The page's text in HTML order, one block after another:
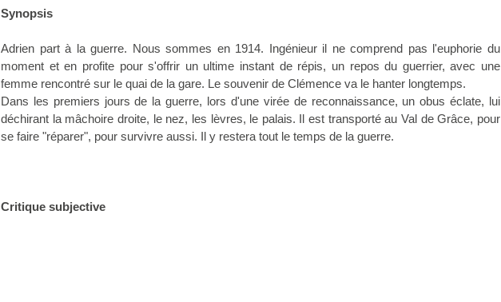
Synopsis
Adrien part à la guerre. Nous sommes en 1914. Ingénieur il ne comprend pas l'euphorie du
moment et en profite pour s'offrir un ultime instant de répis, un repos du guerrier, avec une
femme rencontré sur le quai de la gare. Le souvenir de Clémence va le hanter longtemps.
Dans les premiers jours de la guerre, lors d'une virée de reconnaissance, un obus éclate, lui
déchirant la mâchoire droite, le nez, les lèvres, le palais. Il est transporté au Val de Grâce, pour
se faire "réparer", pour survivre aussi. Il y restera tout le temps de la guerre.
Critique subjective